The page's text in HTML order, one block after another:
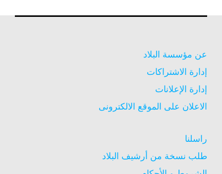
عن مؤسسة البلاد
إدارة الاشتراكات
إدارة الإعلانات
الاعلان على الموقع الالكترونى
راسلنا
طلب نسخة من أرشيف البلاد